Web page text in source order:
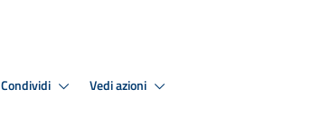
Condividi Vedi azioni